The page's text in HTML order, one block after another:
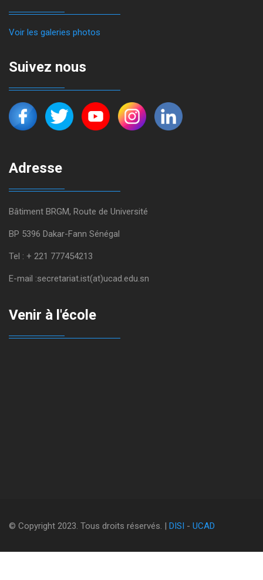
Voir les galeries photos
Suivez nous
Adresse
Bâtiment BRGM, Route de Université
BP 5396 Dakar-Fann Sénégal
Tel : + 221 777454213
E-mail :secretariat.ist(at)ucad.edu.sn
Venir à l'école
© Copyright 2023. Tous droits réservés. | DISI - UCAD